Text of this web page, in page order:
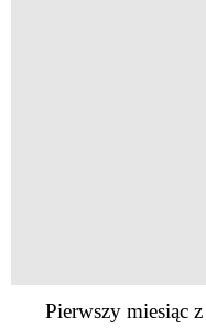
Pierwszy miesiąc